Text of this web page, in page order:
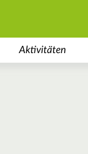
Aktivitäten